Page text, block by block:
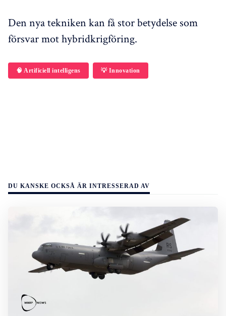
Den nya tekniken kan få stor betydelse som
försvar mot hybridkrigföring.
🧠 Artificiell intelligens 💡 Innovation
DU KANSKE OCKSÅ ÄR INTRESSERAD AV